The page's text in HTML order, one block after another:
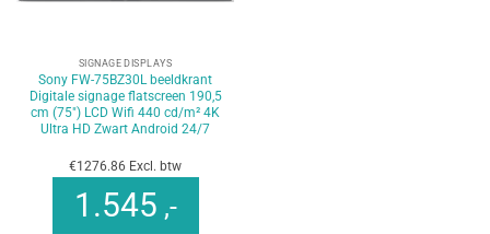
SIGNAGE DISPLAYS
Sony FW-75BZ30L beeldkrant
Digitale signage flatscreen 190,5
cm (75″) LCD Wifi 440 cd/m² 4K
Ultra HD Zwart Android 24/7
€1276.86 Excl. btw
1.545 ,-